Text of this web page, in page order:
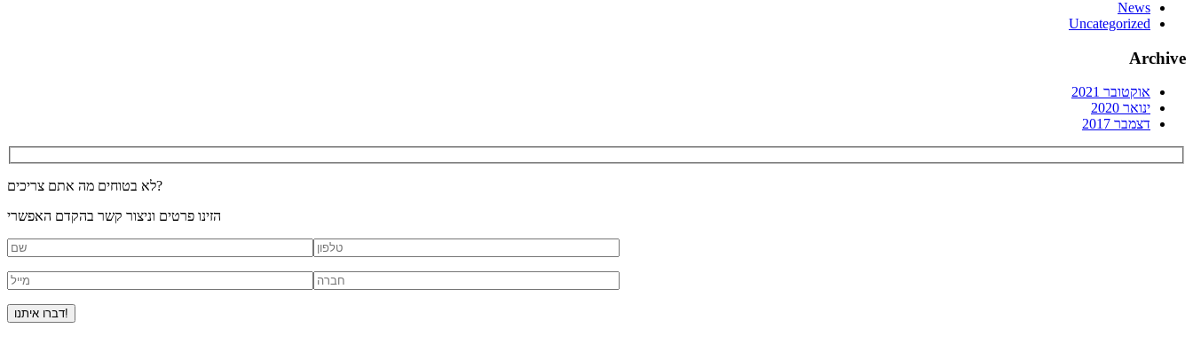
News
Uncategorized
Archive
אוקטובר 2021
ינואר 2020
דצמבר 2017
לא בטוחים מה אתם צריכים?
הזינו פרטים וניצור קשר בהקדם האפשרי